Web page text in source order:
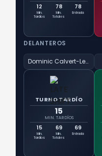
12
Min.
Tardíos
78
Min.
Totales
78
Entrada
DELANTEROS
Dominic Calvert-Lewin
TURNO TARDÍO
15
MIN. TARDÍOS
15
Min.
Tardíos
69
Min.
Totales
69
Entrada